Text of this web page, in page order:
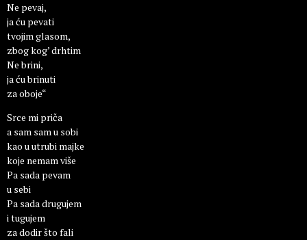
Ne pevaj,
ja ću pevati
tvojim glasom,
zbog kog’ drhtim
Ne brini,
ja ću brinuti
za oboje“
Srce mi priča
a sam sam u sobi
kao u utrubi majke
koje nemam više
Pa sada pevam
u sebi
Pa sada drugujem
i tugujem
za dodir što fali